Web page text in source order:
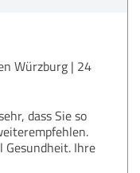
Würzburg | 24
dass Sie so
Gesundheit. Ihre